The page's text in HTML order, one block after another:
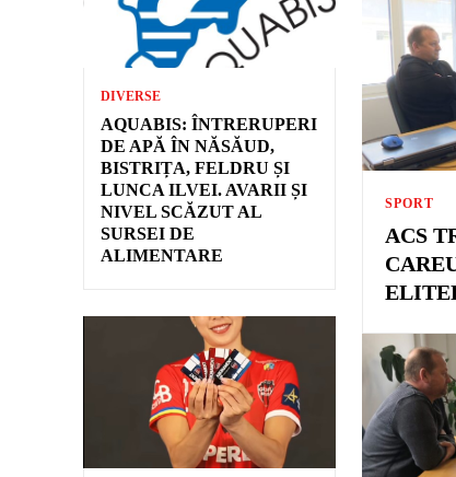
DIVERSE
AQUABIS: ÎNTRERUPERI
DE APĂ ÎN NĂSĂUD,
BISTRIȚA, FELDRU ȘI
LUNCA ILVEI. AVARII ȘI
NIVEL SCĂZUT AL
SURSEI DE
ALIMENTARE
SPORT
ACS